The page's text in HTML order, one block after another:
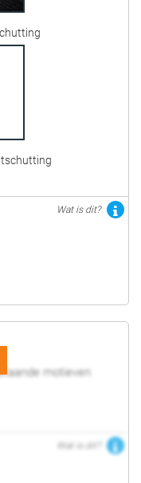
Wat is dit?
motieven
Wat is dit?